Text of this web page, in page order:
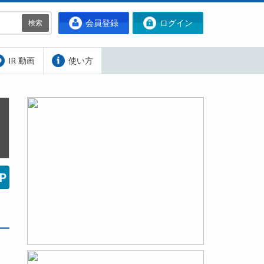
会員登録 ログイン
検索
IR 動画 使い方